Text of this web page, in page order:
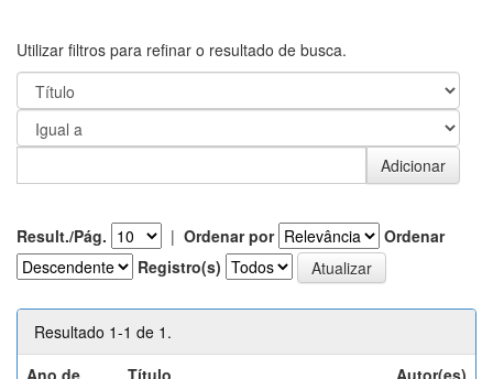
Utilizar filtros para refinar o resultado de busca.
Result./Pág. | Ordenar por
Ordenar
Registro(s)
Resultado 1-1 de 1.
Ano de
Título Autor(es)